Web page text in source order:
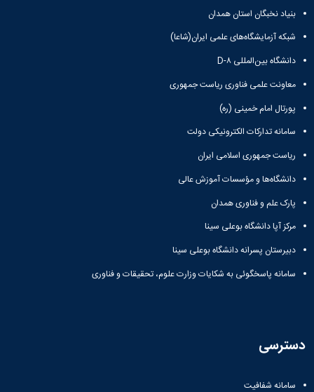
بنیاد نخبگان استان همدان
شبکه آزمایشگاه‌های علمی ایران(شاعا)
دانشگاه بین‌المللی D-۸
معاونت علمی فناوری ریاست جمهوری
پورتال امام خمینی (ره)
سامانه تدارکات الکترونیکی دولت
ریاست جمهوری اسلامی ایران
دانشگاه‌ها و مؤسسات آموزش عالی
پارک علم و فناوری همدان
مرکز آپا دانشگاه بوعلی سینا
دبیرستان پسرانه دانشگاه بوعلی سینا
سامانه پاسخگوئی به شکایات وزارت علوم، تحقیقات و فناوری
دسترسی
سامانه شفافیت